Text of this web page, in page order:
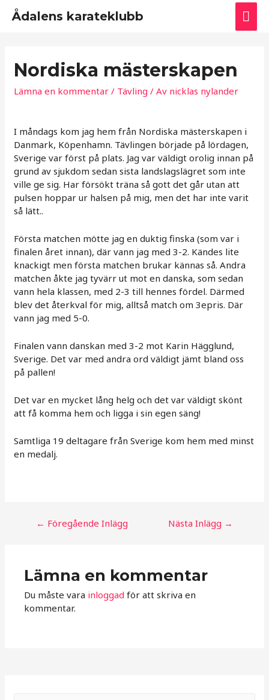
Ådalens karateklubb
Nordiska mästerskapen
Lämna en kommentar / Tävling / Av nicklas nylander
I måndags kom jag hem från Nordiska mästerskapen i
Danmark, Köpenhamn. Tävlingen började på lördagen,
Sverige var först på plats. Jag var väldigt orolig innan på
grund av sjukdom sedan sista landslagslägret som inte
ville ge sig. Har försökt träna så gott det går utan att
pulsen hoppar ur halsen på mig, men det har inte varit
så lätt..
Första matchen mötte jag en duktig finska (som var i
finalen året innan), där vann jag med 3-2. Kändes lite
knackigt men första matchen brukar kännas så. Andra
matchen åkte jag tyvärr ut mot en danska, som sedan
vann hela klassen, med 2-3 till hennes fördel. Därmed
blev det återkval för mig, alltså match om 3epris. Där
vann jag med 5-0.
Finalen vann danskan med 3-2 mot Karin Hägglund,
Sverige. Det var med andra ord väldigt jämt bland oss
på pallen!
Det var en mycket lång helg och det var väldigt skönt
att få komma hem och ligga i sin egen säng!
Samtliga 19 deltagare från Sverige kom hem med minst
en medalj.
Inläggsnavigering
← Föregående Inlägg Nästa Inlägg →
Lämna en kommentar
Du måste vara inloggad för att skriva en
kommentar.